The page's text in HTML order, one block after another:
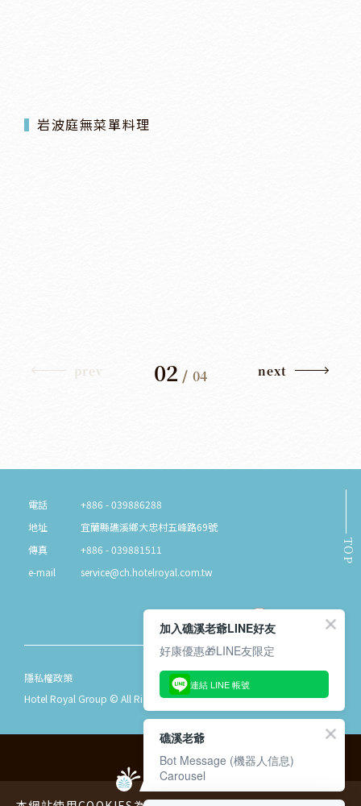
岩波庭無菜單料理
prev 02 /04 next
TOP
電話
+886 - 039886288
地址
宜蘭縣礁溪鄉大忠村五峰路69號
傳真
+886 - 039881511
e-mail
service@ch.hotelroyal.com.tw
隱私權政策
Hotel Royal Group © All Rights Reserved.
加入礁溪老爺LINE好友
好康優惠🎁LINE友限定
連結 LINE 帳號
礁溪老爺
Bot Message (機器人信息)
Carousel